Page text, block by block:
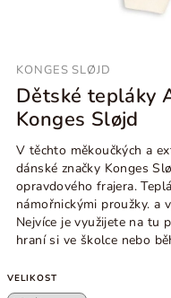
KONGES SLØJD
Dětské tepláky
Konges Sløjd
V těchto měkoučkých a
dánské značky Konges
opravdového frajera.
námořnickými proužky. a
Nejvíce je využijete na tu
hraní si ve školce nebo
VELIKOST